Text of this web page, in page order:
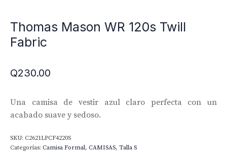
Thomas Mason WR 120s Twill
Fabric
Q230.00
Una camisa de vestir azul claro perfecta con un
acabado suave y sedoso.
SKU: C2621LPCF4220S
Categorías: Camisa Formal, CAMISAS, Talla S